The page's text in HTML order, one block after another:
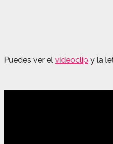
Puedes ver el videoclip y la